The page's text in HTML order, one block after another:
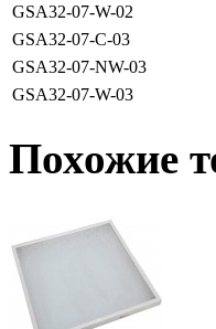
GSA32-07-W-02
GSA32-07-C-03
GSA32-07-NW-03
GSA32-07-W-03
Похожие